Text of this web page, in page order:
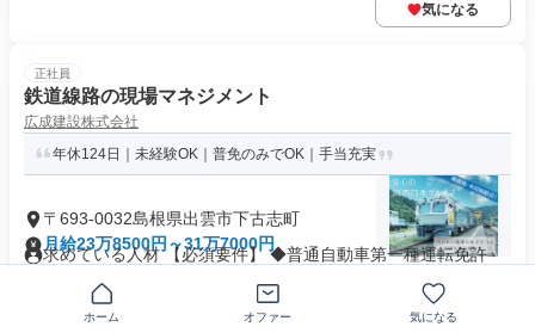
気になる
正社員
鉄道線路の現場マネジメント
広成建設株式会社
年休124日｜未経験OK｜普免のみでOK｜手当充実
〒693-0032島根県出雲市下古志町
月給23万8500円～31万7000円
求めている人材 【必須要件】 ◆普通自動車第一種運転免許
（AT限定応相談） 【こんな...
年間休日120日以上
ホーム オファー 気になる